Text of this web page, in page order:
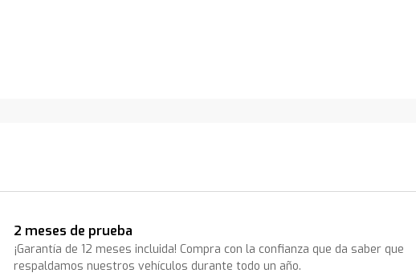
2 meses de prueba
¡Garantía de 12 meses incluida! Compra con la confianza que da saber que
respaldamos nuestros vehículos durante todo un año.